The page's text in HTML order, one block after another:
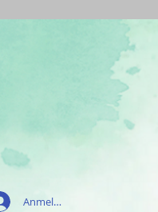
Anmelden